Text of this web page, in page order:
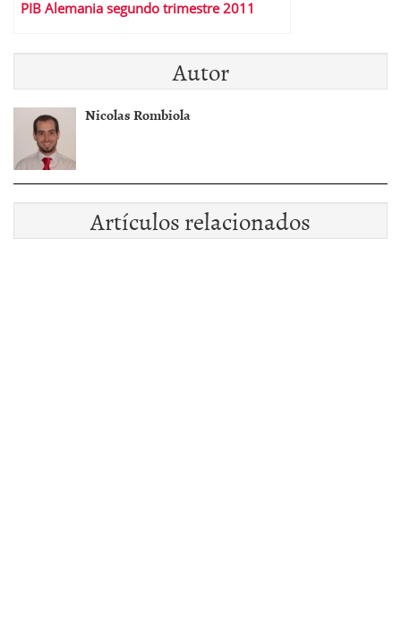
PIB Alemania segundo trimestre 2011
Autor
Nicolas Rombiola
Artículos relacionados